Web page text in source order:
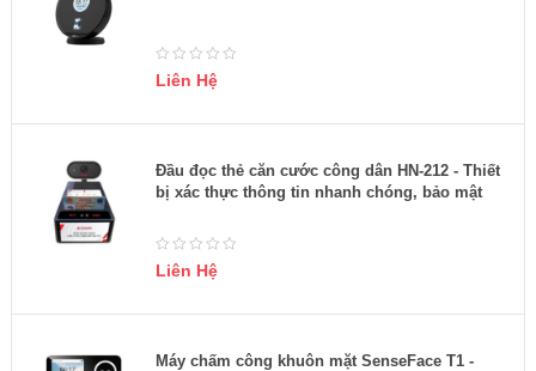
Liên Hệ
Đầu đọc thẻ căn cước công dân HN-212 - Thiết
bị xác thực thông tin nhanh chóng, bảo mật
Liên Hệ
Máy chấm công khuôn mặt SenseFace T1 -